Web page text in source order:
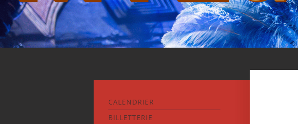
CALENDRIER
BILLETTERIE